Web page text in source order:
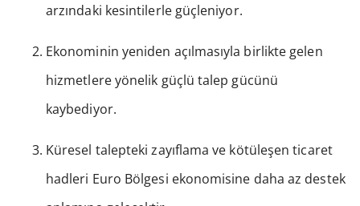
arzındaki kesintilerle güçleniyor.
Ekonominin yeniden açılmasıyla birlikte gelen
hizmetlere yönelik güçlü talep gücünü
kaybediyor.
Küresel talepteki zayıflama ve kötüleşen ticaret
hadleri Euro Bölgesi ekonomisine daha az destek